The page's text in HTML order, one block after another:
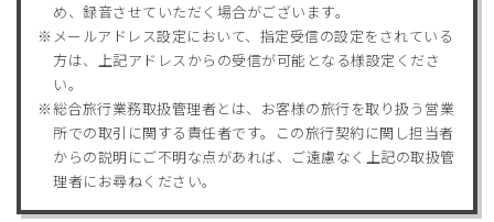
め、録音させていただく場合がございます。
メールアドレス設定において、指定受信の設定をされている
方は、上記アドレスからの受信が可能となる様設定くださ
い。
総合旅行業務取扱管理者とは、お客様の旅行を取り扱う営業
所での取引に関する責任者です。この旅行契約に関し担当者
からの説明にご不明な点があれば、ご遠慮なく上記の取扱管
理者にお尋ねください。